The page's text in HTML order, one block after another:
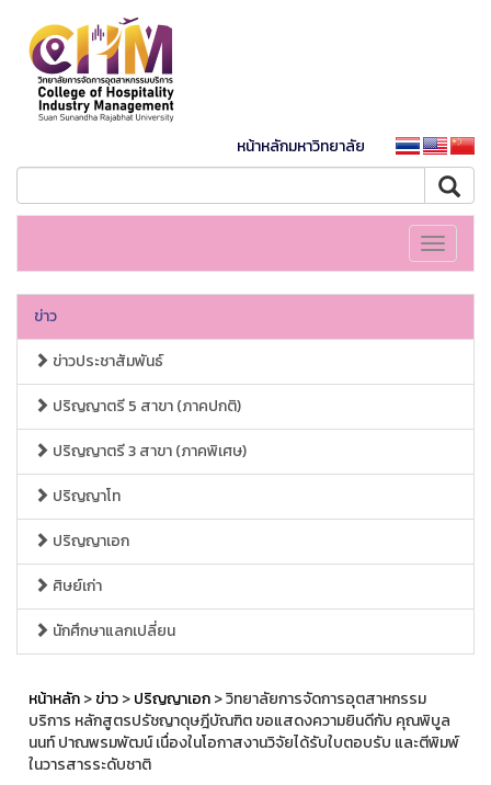
หน้าหลักมหาวิทยาลัย
Toggle
ข่าว
ข่าวประชาสัมพันธ์
ปริญญาตรี 5 สาขา (ภาคปกติ)
ปริญญาตรี 3 สาขา (ภาคพิเศษ)
ปริญญาโท
ปริญญาเอก
ศิษย์เก่า
นักศึกษาแลกเปลี่ยน
หน้าหลัก>ข่าว>ปริญญาเอก> วิทยาลัยการจัดการอุตสาหกรรม
บริการ หลักสูตรปรัชญาดุษฎีบัณฑิต ขอแสดงความยินดีกับ คุณพิบูล
นนท์ ปาณพรมพัฒน์ เนื่องในโอกาสงานวิจัยได้รับใบตอบรับ และตีพิมพ์
ในวารสารระดับชาติ